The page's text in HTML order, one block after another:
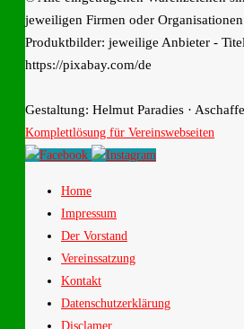
jeweiligen Firmen oder
Produktbilder: jeweilige Anbieter -
https://pixabay.com/de
Gestaltung: Helmut Paradies ·
Komplettlösung für Vereinswebseiten
Home
Impressum
Der Vorstand
Vereinssatzung
Kontakt
Datenschutzerklärung
Disclamer